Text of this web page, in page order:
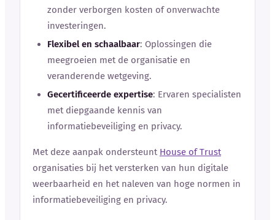
zonder verborgen kosten of onverwachte
investeringen.
Flexibel en schaalbaar: Oplossingen die
meegroeien met de organisatie en
veranderende wetgeving.
Gecertificeerde expertise: Ervaren specialisten
met diepgaande kennis van
informatiebeveiliging en privacy.
Met deze aanpak ondersteunt House of Trust
organisaties bij het versterken van hun digitale
weerbaarheid en het naleven van hoge normen in
informatiebeveiliging en privacy.